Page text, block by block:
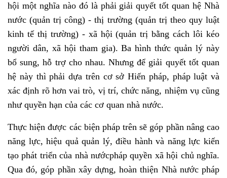
hội một nghĩa nào đó là phải giải quyết tốt quan hệ Nhà
nước (quản trị công) - thị trường (quản trị theo quy luật
kinh tế thị trường) - xã hội (quản trị bằng cách lôi kéo
người dân, xã hội tham gia). Ba hình thức quản lý này
bổ sung, hỗ trợ cho nhau. Nhưng để giải quyết tốt quan
hệ này thì phải dựa trên cơ sở Hiến pháp, pháp luật và
xác định rõ hơn vai trò, vị trí, chức năng, nhiệm vụ cũng
như quyền hạn của các cơ quan nhà nước.
Thực hiện được các biện pháp trên sẽ góp phần nâng cao
năng lực, hiệu quả quản lý, điều hành và năng lực kiến
tạo phát triển của nhà nướcpháp quyền xã hội chủ nghĩa.
Qua đó, góp phần xây dựng, hoàn thiện Nhà nước pháp